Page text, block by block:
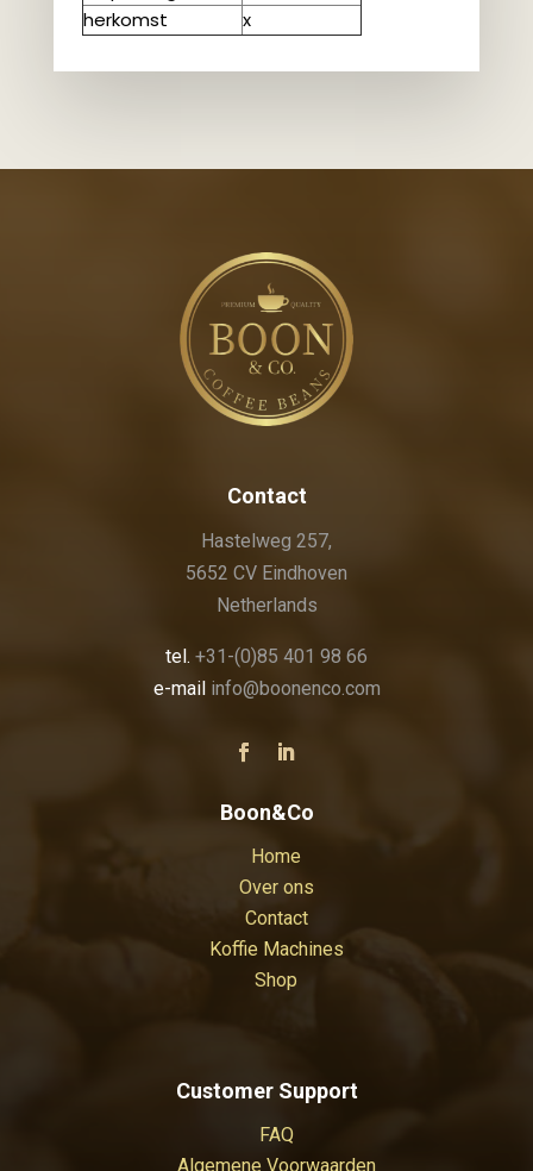
herkomst
x
Contact
Hastelweg 257,
5652 CV Eindhoven
Netherlands
tel. +31-(0)85 401 98 66
e-mail info@boonenco.com
Boon&Co
Home
Over ons
Contact
Koffie Machines
Shop
Customer Support
FAQ
Algemene Voorwaarden